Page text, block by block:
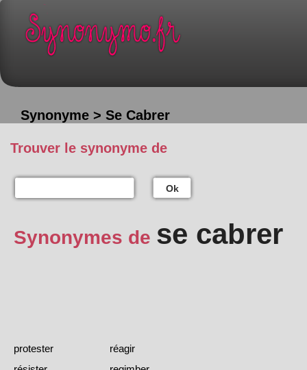
Synonyme > Se Cabrer
Trouver le synonyme de
Ok
Synonymes de se cabrer
protester
réagir